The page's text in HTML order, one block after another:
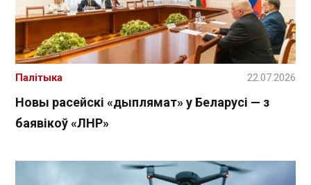
Новы расейскі «дыплямат» у Беларусі — з
баявікоў «ЛНР»
Палітыка 22.07.2026